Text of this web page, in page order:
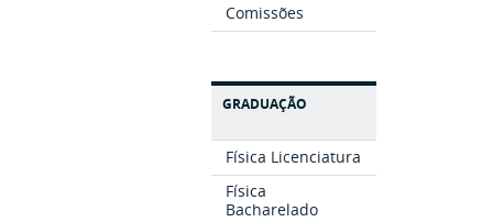
Comissões
GRADUAÇÃO
Física Licenciatura
Física
Bacharelado